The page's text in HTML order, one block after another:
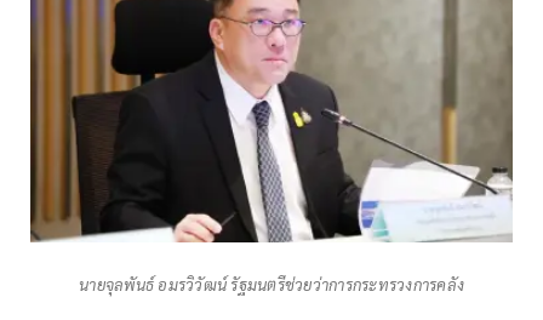
นายจุลพันธ์ อมรวิวัฒน์ รัฐมนตรีช่วยว่าการกระทรวงการคลัง